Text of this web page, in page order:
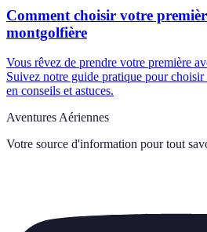
Comment choisir votre
montgolfière
Vous rêvez de prendre votre première
Suivez notre guide pratique pour
en conseils et astuces.
Aventures Aériennes
Votre source d'information pour tout